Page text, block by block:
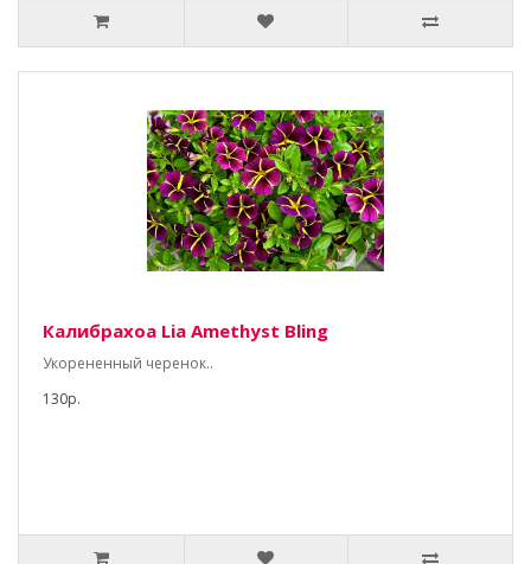
Калибрахоа Lia Amethyst Bling
Укорененный черенок..
130р.